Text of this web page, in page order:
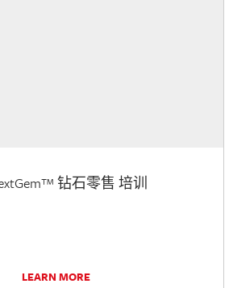
钻石零售 培训
LEARN MORE